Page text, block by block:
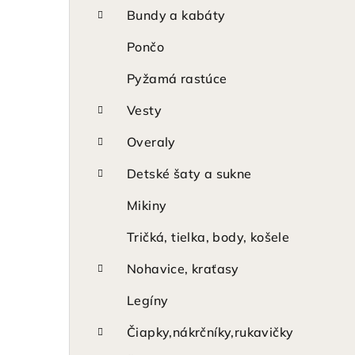
Bundy a kabáty
Pončo
Pyžamá rastúce
Vesty
Overaly
Detské šaty a sukne
Mikiny
Tričká, tielka, body, košele
Nohavice, kraťasy
Legíny
Čiapky,nákrčníky,rukavičky